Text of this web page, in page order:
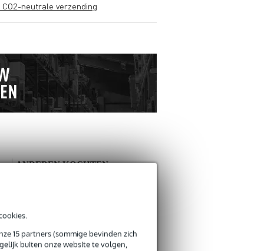
15 partners (sommige bevinden zich
buiten onze website te volgen,
CO2-neutrale verzending
Je naam
ANDEREN KOCHTEN